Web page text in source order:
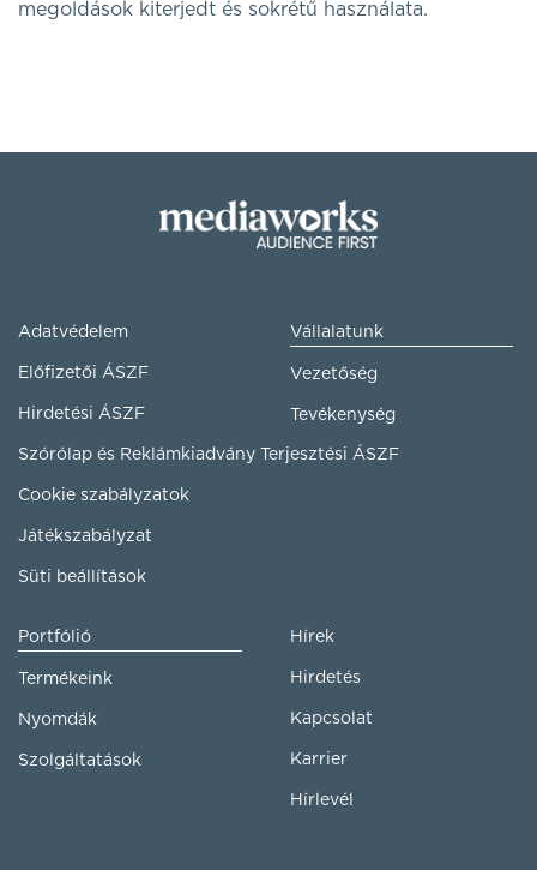
megoldások kiterjedt és sokrétű használata.
Adatvédelem
Előfizetői ÁSZF
Hirdetési ÁSZF
Szórólap és Reklámkiadvány Terjesztési ÁSZF
Cookie szabályzatok
Játékszabályzat
Süti beállítások
Vállalatunk
Vezetőség
Tevékenység
Portfólió
Termékeink
Nyomdák
Szolgáltatások
Hírek
Hirdetés
Kapcsolat
Karrier
Hírlevél